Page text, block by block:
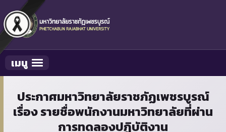
Toggle navigation
เมนู
ประกาศมหาวิทยาลัยราชภัฏเพชรบูรณ์
เรื่อง รายชื่อพนักงานมหาวิทยาลัยที่ผ่าน
การทดลองปฏิบัติงาน